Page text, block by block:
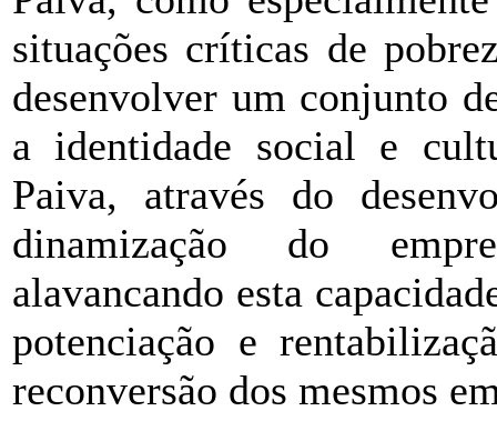
situações críticas de
desenvolver um conjunto
a identidade social e
Paiva, através do
dinamização do
alavancando esta
potenciação e
reconversão dos mesmos